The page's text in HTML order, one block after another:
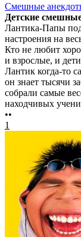
Смешные
Детские
Лантика-Папы
настроения на
Кто не любит
и взрослые, и
Лантик когда-то
он знает тысячи
собрали самые
находчивых
••
1